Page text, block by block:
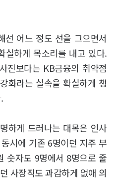
선 어느 정도 선을 그으면서
실하게 목소리를 내고 있다.
진보다는 KB금융의 취약점
화라는 실속을 확실하게 챙
하게 드러나는 대목은 인사
시에 기존 6명이던 지주 부
숫자도 9명에서 8명으로 줄
사장직도 과감하게 없애 의